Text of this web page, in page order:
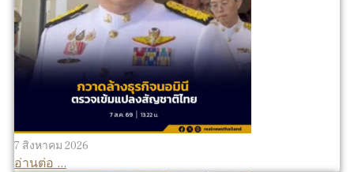
7 สิงหาคม 2026
อ่านต่อ ...